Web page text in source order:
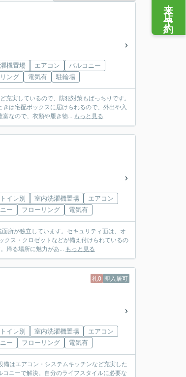
機置場 エアコン
バルコニー
ング
電気有 駐輪場
実しているので、防犯対策もばっちりです。
は宅配ボックスに届けられるので、外出や入
なので、衣類や履き物... もっと見る
イレ別 室内洗濯機置場
エアコン
ー
フローリング 電気有
所が独立しています。セキュリティ面は、オ
クス・クロゼットなどが備え付けられているの
帰る場所に魅力があ... もっと見る
礼0 即入居可
イレ別 室内洗濯機置場
エアコン
ー
フローリング 電気有
はエアコン・システムキッチンなど充実した
ニーで解決。自分のライフスタイルに必要な
来店予約